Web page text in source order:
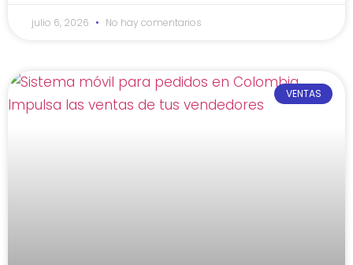
julio 6, 2026 No hay comentarios
VENTAS